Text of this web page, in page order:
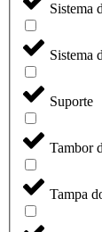
Sistema
Sistema
Suporte
Tambor
Tampa